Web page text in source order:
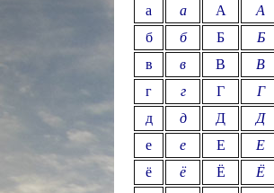
а
а А А
б
б Б Б
в
в В В
г
г Г Г
д
д Д Д
е
е Е Е
ё
ё Ё Ё